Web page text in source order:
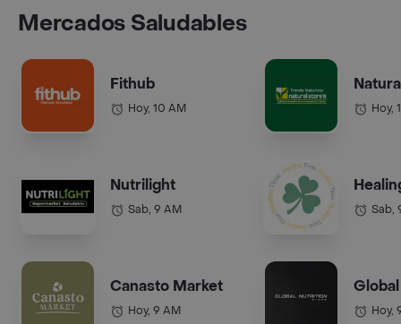
Mercados Saludables
Fithub
Hoy, 10 AM
Nutrilight
Sab, 9 AM
Canasto Market
Hoy, 9 AM
Hoy,
Sab,
Hoy,